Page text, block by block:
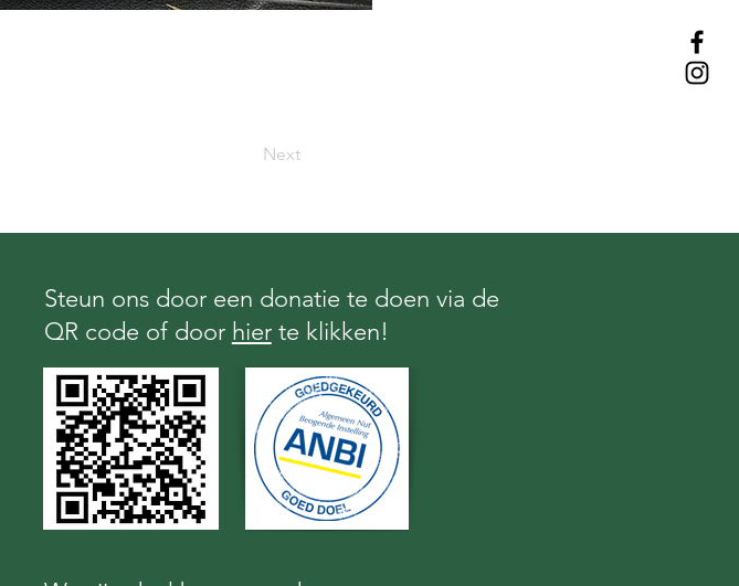
Next
Steun ons door een donatie te doen via de
QR code of door hierte klikken!